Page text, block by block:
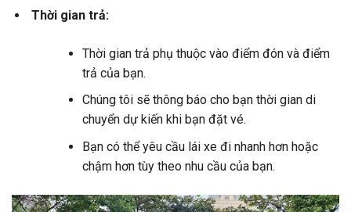
Thời gian trả:
Thời gian trả phụ thuộc vào điểm đón và điểm
trả của bạn.
Chúng tôi sẽ thông báo cho bạn thời gian di
chuyển dự kiến khi bạn đặt vé.
Bạn có thể yêu cầu lái xe đi nhanh hơn hoặc
chậm hơn tùy theo nhu cầu của bạn.